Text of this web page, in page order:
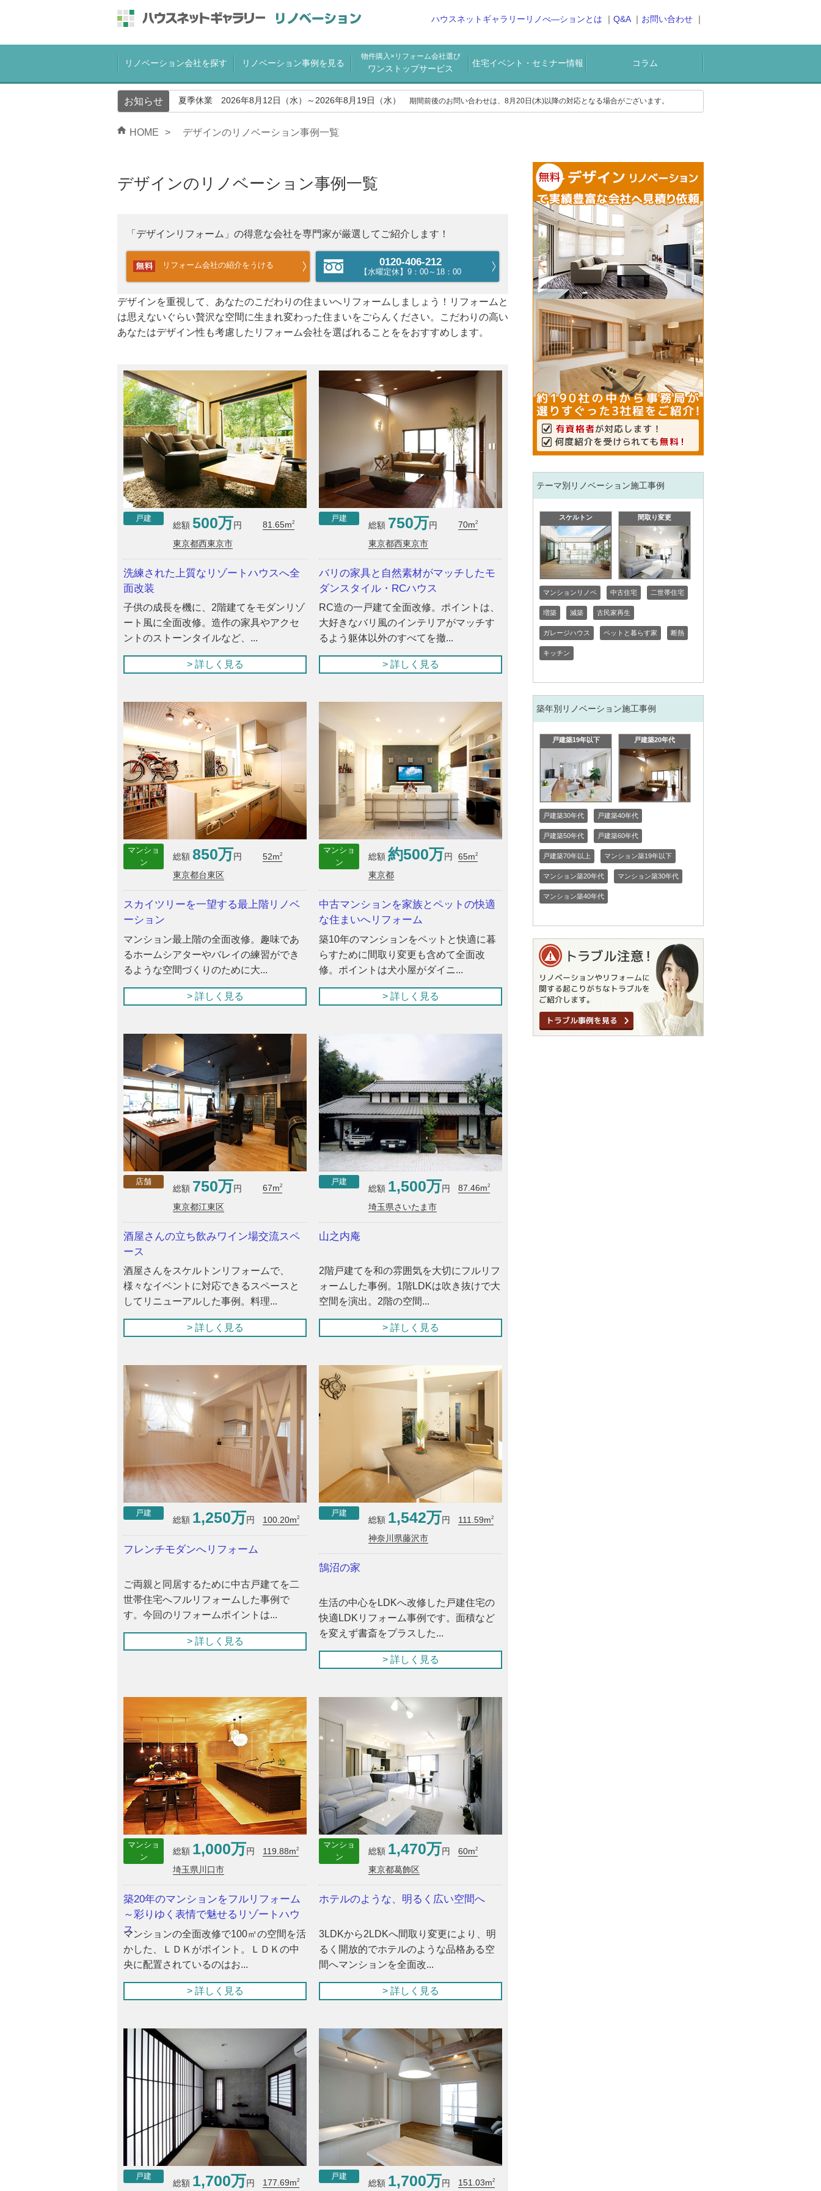
ハウスネットギャラリーリノべ―ションとは Q&A お問い合わせ
リノベーション会社を探す リノベーション事例を見る
物件購入×リフォーム会社選び
ワンストップサービス
住宅イベント・セミナー情報 コラム
お知らせ 夏季休業 2026年8月12日（水）～2026年8月19日（水） 期間前後のお問い合わせは、8月20日(木)以降の対応となる場合がございます。
HOME デザインのリノベーション事例一覧
デザインのリノベーション事例一覧
「デザインリフォーム」の得意な会社を専門家が厳選してご紹介します！
リフォーム会社の紹介をうける 0120-406-212
【水曜定休】9：00～18：00
デザインを重視して、あなたのこだわりの住まいへリフォームしましょう！リフォームと
は思えないぐらい贅沢な空間に生まれ変わった住まいをごらんください。こだわりの高い
あなたはデザイン性も考慮したリフォーム会社を選ばれることををおすすめします。
戸建
総額 500万円 81.65m2
東京都西東京市
洗練された上質なリゾートハウスへ全
面改装
子供の成長を機に、2階建てをモダンリゾ
ート風に全面改修。造作の家具やアクセ
ントのストーンタイルなど、...
> 詳しく見る
戸建
総額 750万円 70m2
東京都西東京市
バリの家具と自然素材がマッチしたモ
ダンスタイル・RCハウス
RC造の一戸建て全面改修。ポイントは、
大好きなバリ風のインテリアがマッチす
るよう躯体以外のすべてを撤...
> 詳しく見る
マンショ
ン
総額 850万円 52m2
東京都台東区
スカイツリーを一望する最上階リノベ
ーション
マンション最上階の全面改修。趣味であ
るホームシアターやバレイの練習ができ
るような空間づくりのために大...
> 詳しく見る
マンショ
ン
総額 約500万円 65m2
東京都
中古マンションを家族とペットの快適
な住まいへリフォーム
築10年のマンションをペットと快適に暮
らすために間取り変更も含めて全面改
修。ポイントは犬小屋がダイニ...
> 詳しく見る
店舗
総額 750万円 67m2
東京都江東区
酒屋さんの立ち飲みワイン場交流スペ
ース
酒屋さんをスケルトンリフォームで、
様々なイベントに対応できるスペースと
してリニューアルした事例。料理...
> 詳しく見る
戸建
総額 1,500万円 87.46m2
埼玉県さいたま市
山之内庵
2階戸建てを和の雰囲気を大切にフルリフ
ォームした事例。1階LDKは吹き抜けで大
空間を演出。2階の空間...
> 詳しく見る
戸建
総額 1,250万円 100.20m2
フレンチモダンへリフォーム
ご両親と同居するために中古戸建てを二
世帯住宅へフルリフォームした事例で
す。今回のリフォームポイントは...
> 詳しく見る
戸建
総額 1,542万円 111.59m2
神奈川県藤沢市
鵠沼の家
生活の中心をLDKへ改修した戸建住宅の
快適LDKリフォーム事例です。面積など
を変えず書斎をプラスした...
> 詳しく見る
マンショ
ン
総額 1,000万円 119.88m2
埼玉県川口市
築20年のマンションをフルリフォーム
～彩りゆく表情で魅せるリゾートハウ
ス
マンションの全面改修で100㎡の空間を活
かした、ＬＤＫがポイント。ＬＤＫの中
央に配置されているのはお...
> 詳しく見る
マンショ
ン
総額 1,470万円 60m2
東京都葛飾区
ホテルのような、明るく広い空間へ
3LDKから2LDKへ間取り変更により、明
るく開放的でホテルのような品格ある空
間へマンションを全面改...
> 詳しく見る
戸建
総額 1,700万円 177.69m2 戸建
総額 1,700万円 151.03m2
テーマ別リノベーション施工事例
スケルトン 間取り変更
マンションリノベ 中古住宅 二世帯住宅
増築 減築 古民家再生
ガレージハウス ペットと暮らす家 断熱
キッチン
築年別リノベーション施工事例
戸建築19年以下 戸建築20年代
戸建築30年代 戸建築40年代
戸建築50年代 戸建築60年代
戸建築70年以上 マンション築19年以下
マンション築20年代 マンション築30年代
マンション築40年代